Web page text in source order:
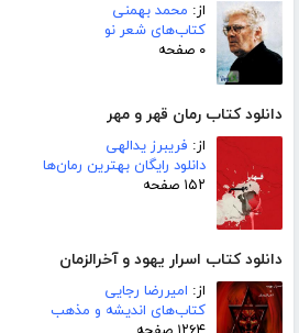
از: محمد بهمنی
کتاب‌های شعر نو
۰ صفحه
دانلود کتاب رمان قهر و مهر
از: فریبرز یدالهی
دانلود رایگان بهترین رمان‌ها
۱۵۲ صفحه
دانلود کتاب اسرار یهود و آخرالزمان
از: امیررضا رجایی
کتاب‌های اندیشه و مذهب